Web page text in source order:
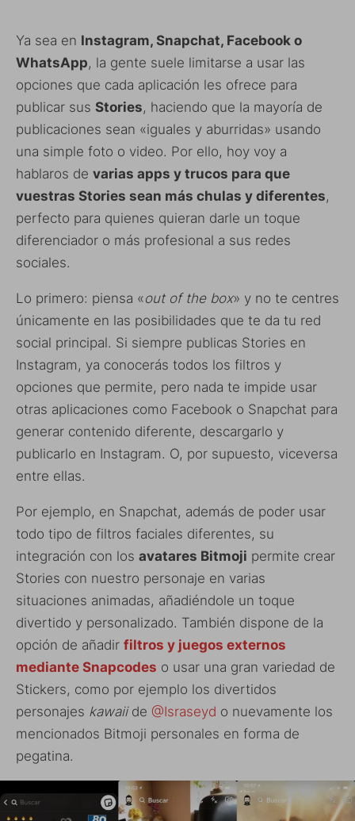
Ya sea en Instagram, Snapchat, Facebook o
WhatsApp, la gente suele limitarse a usar las
opciones que cada aplicación les ofrece para
publicar sus Stories, haciendo que la mayoría de
publicaciones sean «iguales y aburridas» usando
una simple foto o video. Por ello, hoy voy a
hablaros de varias apps y trucos para que
vuestras Stories sean más chulas y diferentes,
perfecto para quienes quieran darle un toque
diferenciador o más profesional a sus redes
sociales.
Lo primero: piensa «out of the box» y no te centres
únicamente en las posibilidades que te da tu red
social principal. Si siempre publicas Stories en
Instagram, ya conocerás todos los filtros y
opciones que permite, pero nada te impide usar
otras aplicaciones como Facebook o Snapchat para
generar contenido diferente, descargarlo y
publicarlo en Instagram. O, por supuesto, viceversa
entre ellas.
Por ejemplo, en Snapchat, además de poder usar
todo tipo de filtros faciales diferentes, su
integración con los avatares Bitmoji permite crear
Stories con nuestro personaje en varias
situaciones animadas, añadiéndole un toque
divertido y personalizado. También dispone de la
opción de añadir filtros y juegos externos
mediante Snapcodes o usar una gran variedad de
Stickers, como por ejemplo los divertidos
personajes kawaiide @Israseyd o nuevamente los
mencionados Bitmoji personales en forma de
pegatina.